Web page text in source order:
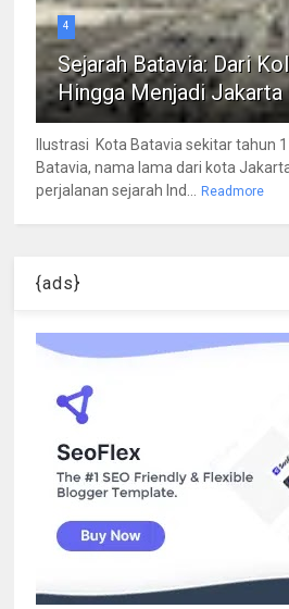
4
Sejarah Batavia: Dari
Hingga Menjadi Jakarta
Ilustrasi Kota Batavia sekitar tahun
Batavia, nama lama dari kota
perjalanan sejarah Ind... Readmore
{ads}